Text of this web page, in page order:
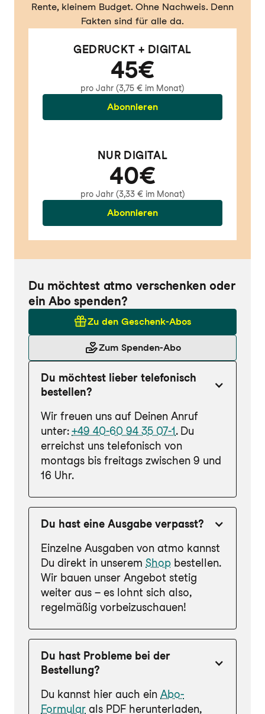
Rente, kleinem Budget. Ohne Nachweis. Denn
Fakten sind für alle da.
GEDRUCKT + DIGITAL
45€
pro Jahr (3,75 € im Monat)
Abonnieren
NUR DIGITAL
40€
pro Jahr (3,33 € im Monat)
Abonnieren
Du möchtest atmo verschenken oder
ein Abo spenden?
Zu den Geschenk-Abos
Zum Spenden-Abo
Du möchtest lieber telefonisch
bestellen?
Wir freuen uns auf Deinen Anruf
unter:+49 40-60 94 35 07-1. Du
erreichst uns telefonisch von
montags bis freitags zwischen 9 und
16 Uhr.
Du hast eine Ausgabe verpasst?
Einzelne Ausgaben von atmo kannst
Du direkt in unserem Shop bestellen.
Wir bauen unser Angebot stetig
weiter aus – es lohnt sich also,
regelmäßig vorbeizuschauen!
Du hast Probleme bei der
Bestellung?
Du kannst hier auch ein Abo-
Formular als PDF herunterladen,